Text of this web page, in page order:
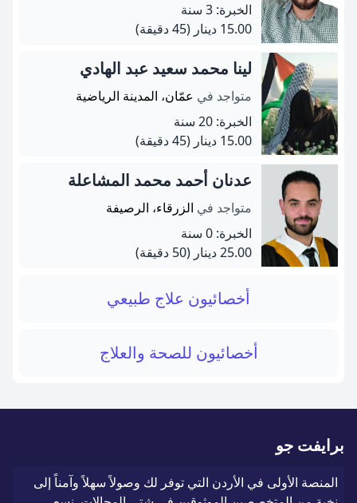
الخبرة: 3 سنة
15.00 دينار
(45 دقيقة)
لينا محمد سعيد عبد الهادي
متواجد في عمّان، المدينة الرياضية
الخبرة: 20 سنة
15.00 دينار
(45 دقيقة)
عدنان أحمد محمد المشاعلة
متواجد في الزرقاء، الرصيفة
الخبرة: 0 سنة
25.00 دينار
(50 دقيقة)
أخصائيون علاج طبيعي
أخصائيون للصحة والعلاج
برايفت جو
المنصة الأولى في الأردن التي توفر لك وصولاً سهلاً وآمناً إلى